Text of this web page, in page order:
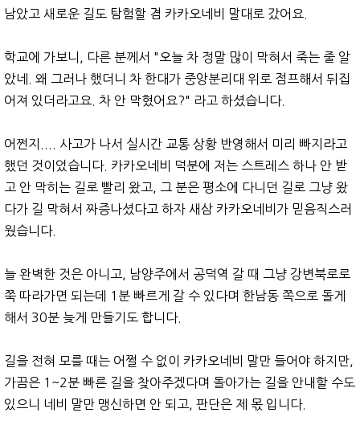
남았고 새로운 길도 탐험할 겸 카카오네비 말대로 갔어요.
학교에 가보니, 다른 분께서 "오늘 차 정말 많이 막혀서 죽는 줄 알
았네. 왜 그러나 했더니 차 한대가 중앙분리대 위로 점프해서 뒤집
어져 있더라고요. 차 안 막혔어요?" 라고 하셨습니다.
어쩐지.... 사고가 나서 실시간 교통 상황 반영해서 미리 빠지라고
했던 것이었습니다. 카카오네비 덕분에 저는 스트레스 하나 안 받
고 안 막히는 길로 빨리 왔고, 그 분은 평소에 다니던 길로 그냥 왔
다가 길 막혀서 짜증나셨다고 하자 새삼 카카오네비가 믿음직스러
웠습니다.
늘 완벽한 것은 아니고, 남양주에서 공덕역 갈 때 그냥 강변북로로
쭉 따라가면 되는데 1분 빠르게 갈 수 있다며 한남동 쪽으로 돌게
해서 30분 늦게 만들기도 합니다.
길을 전혀 모를 때는 어쩔 수 없이 카카오네비 말만 들어야 하지만,
가끔은 1~2분 빠른 길을 찾아주겠다며 돌아가는 길을 안내할 수도
있으니 네비 말만 맹신하면 안 되고, 판단은 제 몫 입니다.